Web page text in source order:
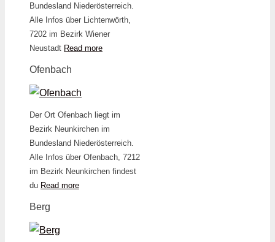
Bundesland Niederösterreich.
Alle Infos über Lichtenwörth,
7202 im Bezirk Wiener
Neustadt Read more
Ofenbach
Der Ort Ofenbach liegt im
Bezirk Neunkirchen im
Bundesland Niederösterreich.
Alle Infos über Ofenbach, 7212
im Bezirk Neunkirchen findest
du Read more
Berg